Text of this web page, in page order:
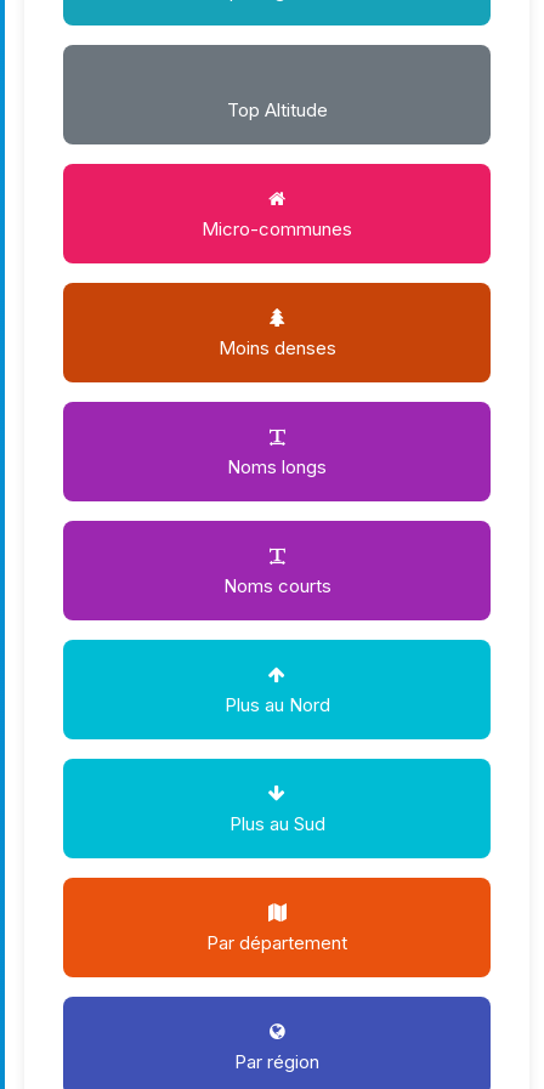
Top Altitude
Micro-communes
Moins denses
Noms longs
Noms courts
Plus au Nord
Plus au Sud
Par département
Par région